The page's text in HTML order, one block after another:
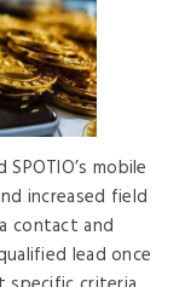
mobile
increased field
contact and
lead once